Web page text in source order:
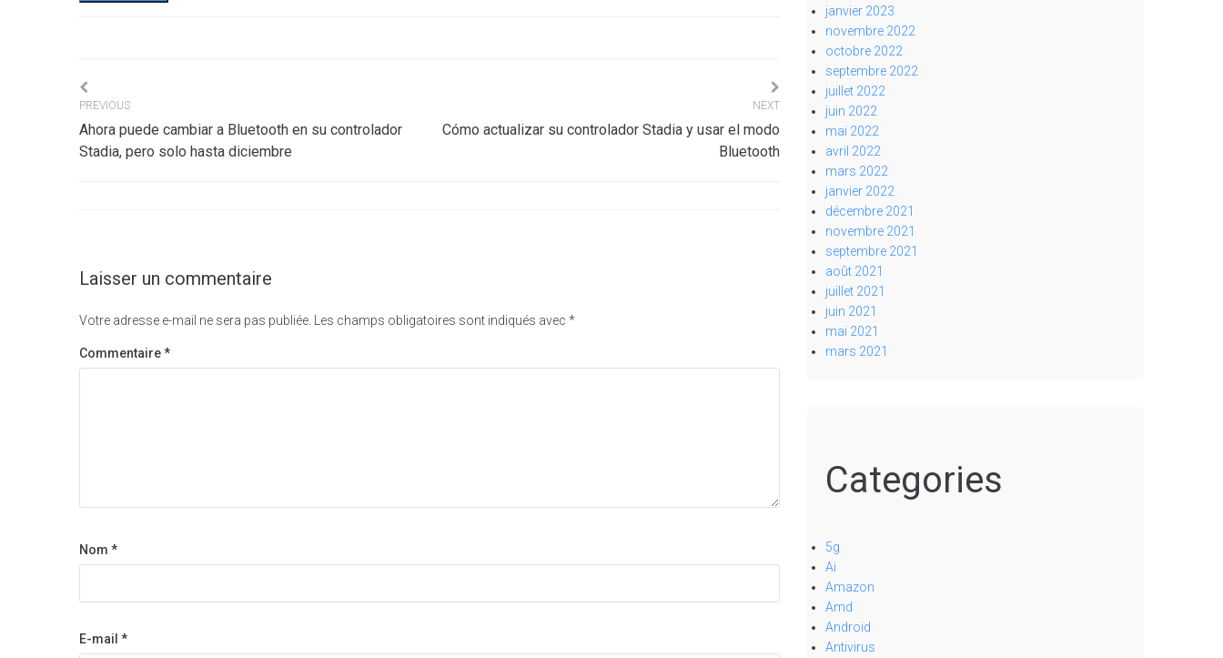
Navigation
de
PREVIOUS
Ahora puede cambiar a Bluetooth en su controlador
Stadia, pero solo hasta diciembre
NEXT
Cómo actualizar su controlador Stadia y usar el modo
Bluetooth
Laisser un commentaire
Votre adresse e-mail ne sera pas publiée. Les champs obligatoires sont indiqués avec *
Commentaire*
Nom *
E-mail *
janvier 2023
novembre 2022
octobre 2022
septembre 2022
juillet 2022
juin 2022
mai 2022
avril 2022
mars 2022
janvier 2022
décembre 2021
novembre 2021
septembre 2021
août 2021
juillet 2021
juin 2021
mai 2021
mars 2021
Categories
5g
Ai
Amazon
Amd
Android
Antivirus